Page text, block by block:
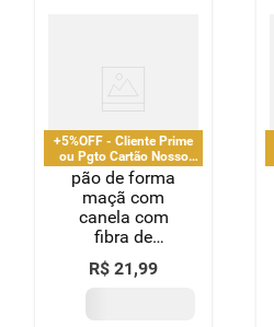
+5%OFF - Cliente Prime
ou Pgto Cartão Nosso
Pay
pão de forma
maçã com
canela com
fibra de
psyllium sem
glúten zero
lactose schär
pacote 200g
R$ 21,99